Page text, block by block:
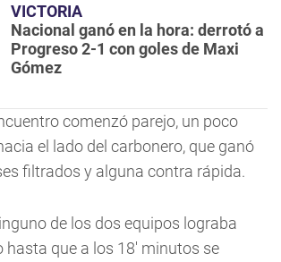
VICTORIA
Nacional ganó en la hora: derrotó a
Progreso 2-1 con goles de Maxi
Gómez
comenzó parejo, un poco
el lado del carbonero, que ganó
filtrados y alguna contra rápida.
de los dos equipos lograba
hasta que a los 18' minutos se